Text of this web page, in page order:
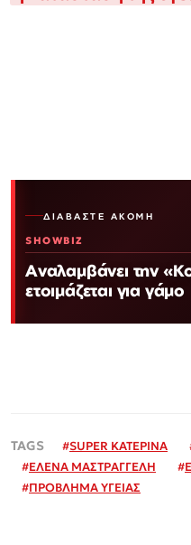
ΔΙΑΒΆΣΤΕ ΑΚΌΜΗ
SHOWBIZ
Αναλαμβάνει την
ετοιμάζεται για γάμο
#SUPER ΚΑΤΕΡΙΝΑ
#ΕΛΕΝΑ ΜΑΣΤΡΑΓΓΕΛΗ #
#ΠΡΟΒΛΗΜΑ ΥΓΕΙΑΣ